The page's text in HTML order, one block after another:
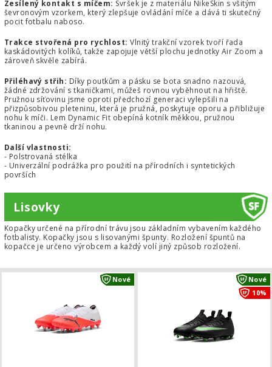
Zesílený kontakt s míčem: Svršek je z materiálu NikeSkin s všitým
ševronovým vzorkem, který zlepšuje ovládání míče a dává ti skutečný
pocit fotbalu naboso.
Trakce stvořená pro rychlost:Vlnitý trakční vzorek tvoří řada
kaskádovitých kolíků, takže zapojuje větší plochu jednotky Air Zoom a
zároveň skvěle zabírá.
Přiléhavý střih: Díky poutkům a pásku se bota snadno nazouvá,
žádné zdržování s tkaničkami, můžeš rovnou vyběhnout na hřiště.
Pružnou síťovinu jsme oproti předchozí generaci vylepšili na
přizpůsobivou pleteninu, která je pružná, poskytuje oporu a přibližuje
nohu k míči. Lem Dynamic Fit obepíná kotník měkkou, pružnou
tkaninou a pevně drží nohu.
Další vlastnosti:
- Polstrovaná stélka
- Univerzální podrážka pro použití na přírodních i syntetických
površích
Lisovky
Kopačky určené na přírodní trávu jsou základním vybavením každého
fotbalisty. Kopačky jsou s lisovanými špunty. Rozložení špuntů na
kopačce je určeno výrobcem a každý volí jiný způsob rozložení.
Nové Kopačky Puma ULTRA NITRO 7Nové
10%